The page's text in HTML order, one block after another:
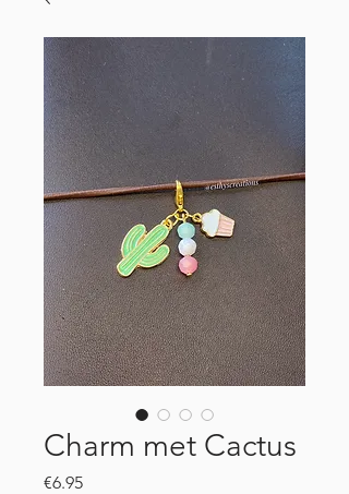
Charm met Cactus
€6.95Price